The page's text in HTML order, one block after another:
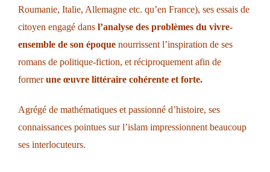
Roumanie, Italie, Allemagne etc. qu’en France), ses essais de
citoyen engagé dans l’analyse des problèmes du vivre-
ensemble de son époque nourrissent l’inspiration de ses
romans de politique-fiction, et réciproquement afin de
formerune œuvre littéraire cohérente et forte.
Agrégé de mathématiques et passionné d’histoire, ses
connaissances pointues sur l’islam impressionnent beaucoup
ses interlocuteurs.